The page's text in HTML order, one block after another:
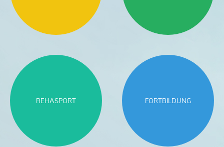
REHASPORT FORTBILDUNG